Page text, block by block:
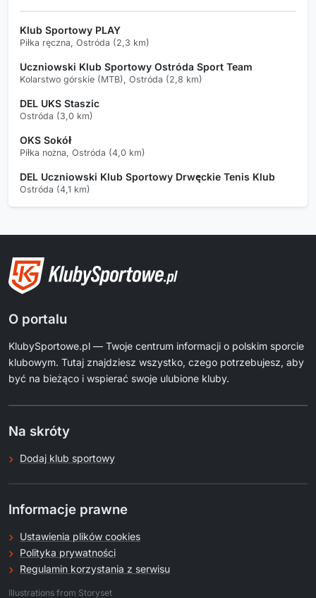
Klub Sportowy PLAY
Piłka ręczna, Ostróda (2,3 km)
Uczniowski Klub Sportowy Ostróda Sport Team
Kolarstwo górskie (MTB), Ostróda (2,8 km)
DEL UKS Staszic
Ostróda (3,0 km)
OKS Sokół
Piłka nożna, Ostróda (4,0 km)
DEL Uczniowski Klub Sportowy Drwęckie Tenis Klub
Ostróda (4,1 km)
O portalu
KlubySportowe.pl — Twoje centrum informacji o polskim sporcie
klubowym. Tutaj znajdziesz wszystko, czego potrzebujesz, aby
być na bieżąco i wspierać swoje ulubione kluby.
Na skróty
Dodaj klub sportowy
Informacje prawne
Ustawienia plików cookies
Polityka prywatności
Regulamin korzystania z serwisu
Illustrations from Storyset